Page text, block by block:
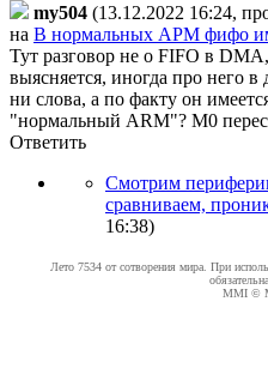
my504 (13.12.2022 16:24,
на В нормальных АРМ фифо
Тут разговор не о FIFO в
выясняется, иногда про него
ни слова, а по факту он
"нормальный ARM"? M0
Ответить
Смотрим
сравниваем,
16:38)
Лето 7534 от сотворения мира. При
обязательна.
MMI ©